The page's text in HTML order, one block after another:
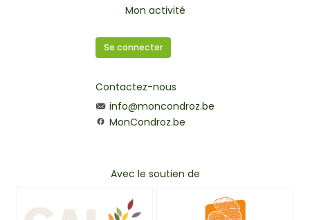
Mon activité
Se connecter
Contactez-nous
info@moncondroz.be
MonCondroz.be
Avec le soutien de